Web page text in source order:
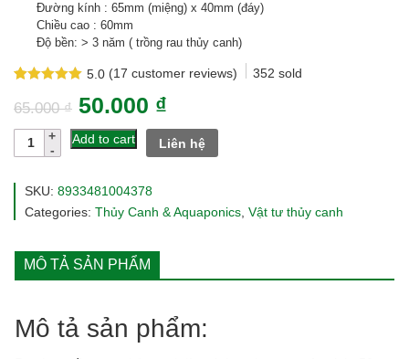
Đường kính : 65mm (miệng) x 40mm (đáy)
Chiều cao : 60mm
Độ bền: > 3 năm ( trồng rau thủy canh)
5.0
out of 5
customer
ratings
(17 customer reviews) 352 sold
65.000₫ 50.000 ₫
trồng
thủy
làm
từ
hạt
nguyên
sinh
Add to cart Liên hệ
SKU: 8933481004378
Categories: Thủy Canh & Aquaponics, Vật tư thủy canh
MÔ TẢ SẢN PHẨM
Mô tả sản phẩm: